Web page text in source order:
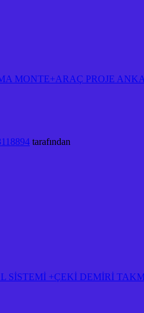
MONTE+ARAÇ PROJE
tarafından
+ÇEKİ DEMİRİ